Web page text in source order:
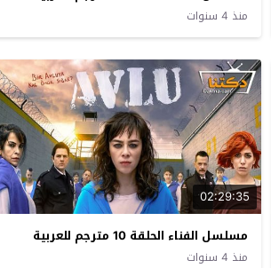
منذ 4 سنوات
02:29:35
مسلسل الفناء الحلقة 10 مترجم للعربية
منذ 4 سنوات